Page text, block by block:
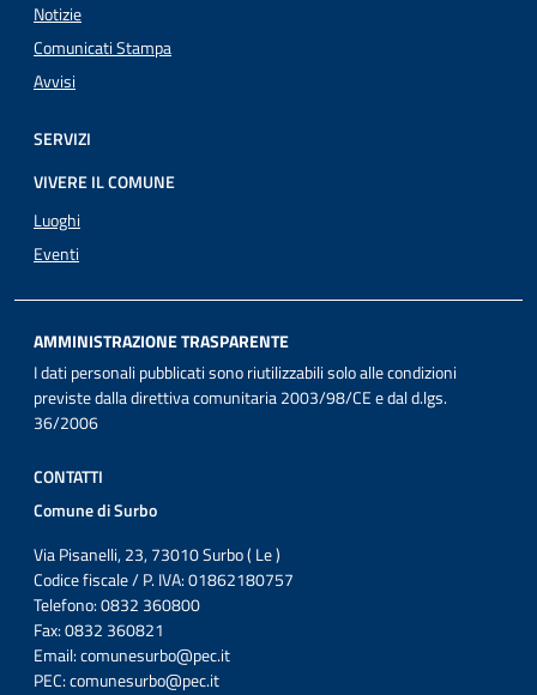
Notizie
Comunicati Stampa
Avvisi
SERVIZI
VIVERE IL COMUNE
Luoghi
Eventi
AMMINISTRAZIONE TRASPARENTE
I dati personali pubblicati sono riutilizzabili solo alle condizioni
previste dalla direttiva comunitaria 2003/98/CE e dal d.lgs.
36/2006
CONTATTI
Comune di Surbo
Via Pisanelli, 23, 73010 Surbo ( Le )
Codice fiscale / P. IVA: 01862180757
Telefono: 0832 360800
Fax: 0832 360821
Email:comunesurbo@pec.it
PEC:comunesurbo@pec.it